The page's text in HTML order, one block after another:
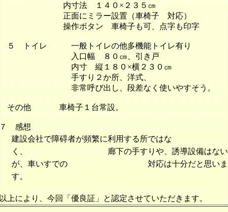
内寸法 １４０×２３５㎝
正面にミラー設置（車椅子 対応）
操作ボタン 車椅子も可、点字も印字
５ トイレ 一般トイレの他多機能トイレ有り
入口幅 ８０㎝、引き戸
内寸 縦１８０×横２３０㎝
手すり２か所、洋式、
非常呼び出し、段差なく使いやすそう。
その他 車椅子１台常設。
７ 感想
建設会社で障碍者が頻繁に利用する所ではな
く、 廊下の手すりや、誘導設備はない
が、車いすでの 対応は十分だと思いま
す。
以上により、今回「優良証」と認定させていただきます。